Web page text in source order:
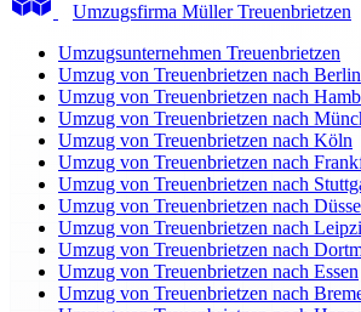
Umzugsfirma Müller Treuenbrietzen
Umzugsunternehmen Treuenbrietzen
Umzug von Treuenbrietzen nach Berlin
Umzug von Treuenbrietzen nach
Umzug von Treuenbrietzen nach
Umzug von Treuenbrietzen nach Köln
Umzug von Treuenbrietzen nach
Umzug von Treuenbrietzen nach
Umzug von Treuenbrietzen nach
Umzug von Treuenbrietzen nach
Umzug von Treuenbrietzen nach
Umzug von Treuenbrietzen nach Essen
Umzug von Treuenbrietzen nach